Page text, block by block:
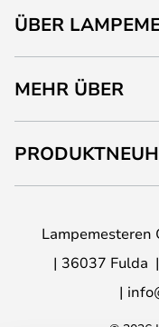
ÜBER
MEHR ÜBER
Lampemesteren
36037 Fulda